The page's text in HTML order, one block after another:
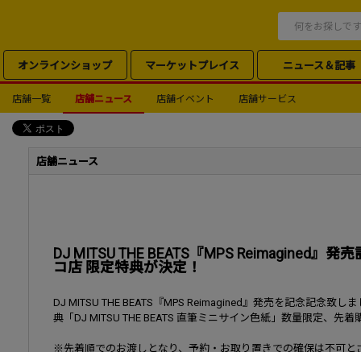
オンラインショップ マーケットプレイス ニュース＆記事
店舗一覧 店舗ニュース 店舗イベント 店舗サービス
店舗ニュース
DJ MITSU THE BEATS『MPS Reimagined』発
コ店 限定特典が決定！
DJ MITSU THE BEATS『MPS Reimagined』発売を記念記念致し
典「DJ MITSU THE BEATS 直筆ミニサイン色紙」数量限定、先
※先着順でのお渡しとなり、予約・お取り置きでの確保は不可と